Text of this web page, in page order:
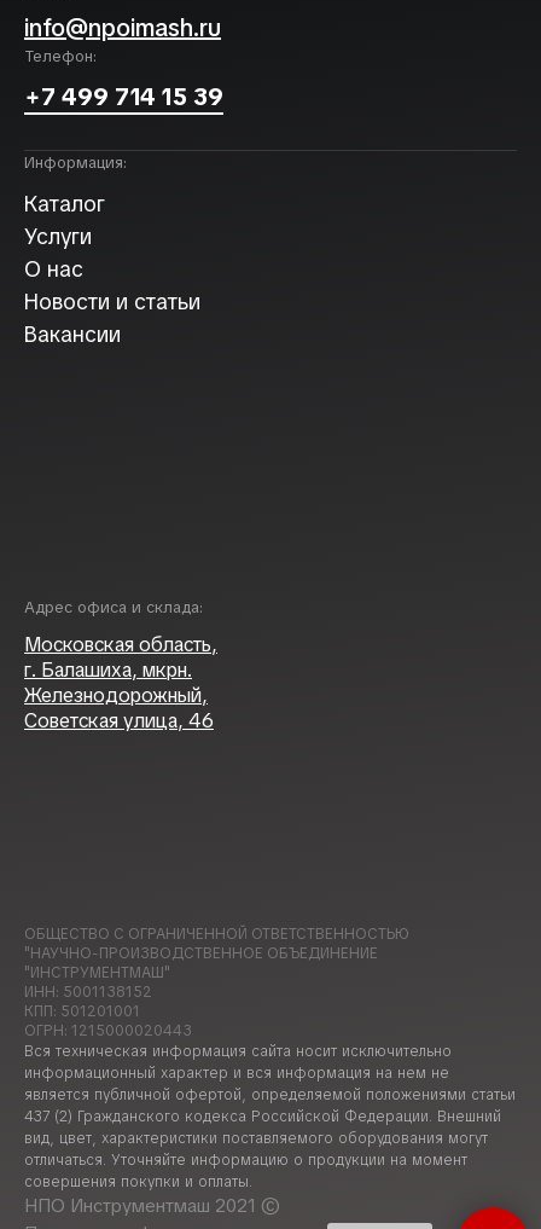
info@npoimash.ru
Телефон:
+7 499 714 15 39
Информация:
Каталог
Услуги
О нас
Новости и статьи
Вакансии
Адрес офиса и склада:
Московская область,
г. Балашиха, мкрн.
Железнодорожный,
Советская улица, 46
ОБЩЕСТВО С ОГРАНИЧЕННОЙ ОТВЕТСТВЕННОСТЬЮ
"НАУЧНО-ПРОИЗВОДСТВЕННОЕ ОБЪЕДИНЕНИЕ
"ИНСТРУМЕНТМАШ"
ИНН: 5001138152
КПП: 501201001
ОГРН: 1215000020443
Вся техническая информация сайта носит исключительно
информационный характер и вся информация на нем не
является публичной офертой, определяемой положениями статьи
437 (2) Гражданского кодекса Российской Федерации. Внешний
вид, цвет, характеристики поставляемого оборудования могут
отличаться. Уточняйте информацию о продукции на момент
совершения покупки и оплаты.
НПО Инструментмаш 2021 ©